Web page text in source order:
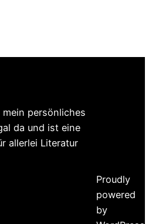
persönliches
da und ist eine
allerlei Literatur
Proudly
powered
by